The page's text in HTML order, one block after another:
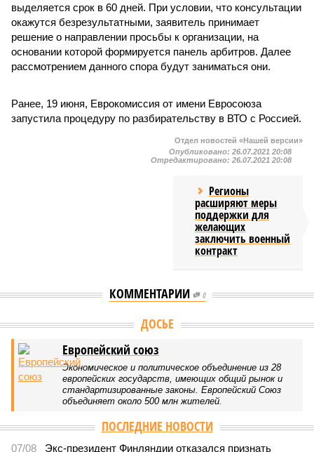
выделяется срок в 60 дней. При условии, что консультации
окажутся безрезультатными, заявитель принимает
решение о направлении просьбы к организации, на
основании которой формируется панель арбитров. Далее
рассмотрением данного спора будут заниматься они.
Ранее, 19 июня, Еврокомиссия от имени Евросоюза
запустила процедуру по разбирательству в ВТО с Россией.
Отдел новостей «Нашей версии»
Опубликовано: 26.07.2021 20:08
Отредактировано: 26.07.2021 20:08
Регионы
расширяют меры
поддержки для
желающих
заключить военный
контракт
КОММЕНТАРИИ 0
Версия //Конфликт //В нескольких станциях от уже сданного
«Сказочного леса» пайщики ЖК «Станция Л» продолжают ждать от
компании Capital Group начала реальной достройки
В нескольких станциях от уже сданного «Сказочного
леса» пайщики ЖК «Станция Л» продолжают ждать от
компании Capital Group начала реальной достройки
«Станция ожидания» для дольщиков